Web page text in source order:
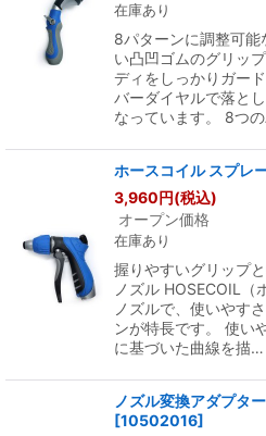
在庫あり
8パターンに調整可
い凸凹ゴムのグリッ
ディをしっかりガー
バーダイヤルで落と
なっています。 8つ
ホースコイル スプレ
3,960円(税込)
オープン価格
在庫あり
握りやすいグリップ
ノズル HOSECOIL（
ノズルで、使いやす
ンが特長です。 使い
に基づいた曲線を描…
ノズル変換アダプタ
[10502016]